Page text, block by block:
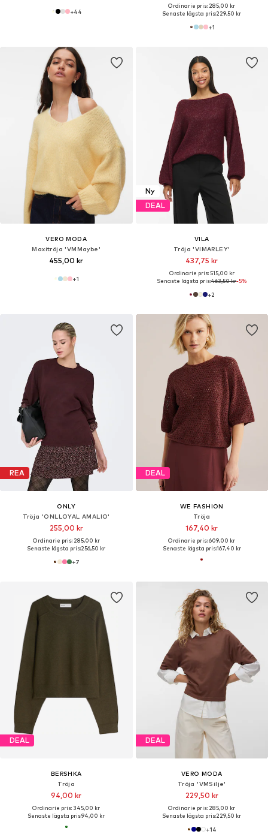
+44
Ordinarie pris: 285,00 kr
Senaste lägsta pris:229,50 kr
+1
VERO MODA
Maxitröja 'VMMaybe'
455,00 kr
+1
Ny
DEAL
VILA
Tröja 'VIMARLEY'
437,75 kr
Ordinarie pris: 515,00 kr
Senaste lägsta pris:463,50 kr-5%
+2
REA
ONLY
Tröja 'ONLLOYAL AMALIO'
255,00 kr
Ordinarie pris: 285,00 kr
Senaste lägsta pris:256,50 kr
+7
DEAL
WE FASHION
Tröja
167,40 kr
Ordinarie pris: 609,00 kr
Senaste lägsta pris:167,40 kr
DEAL
BERSHKA
Tröja
94,00 kr
Ordinarie pris: 345,00 kr
Senaste lägsta pris:94,00 kr
DEAL
VERO MODA
Tröja 'VMSilje'
229,50 kr
Ordinarie pris: 285,00 kr
Senaste lägsta pris:229,50 kr
+14